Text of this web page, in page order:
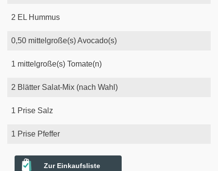
2 EL Hummus
0,50 mittelgroße(s)Avocado(s)
1 mittelgroße(s) Tomate(n)
2 Blätter Salat-Mix (nach Wahl)
1 Prise Salz
1 Prise Pfeffer
Zur Einkaufsliste